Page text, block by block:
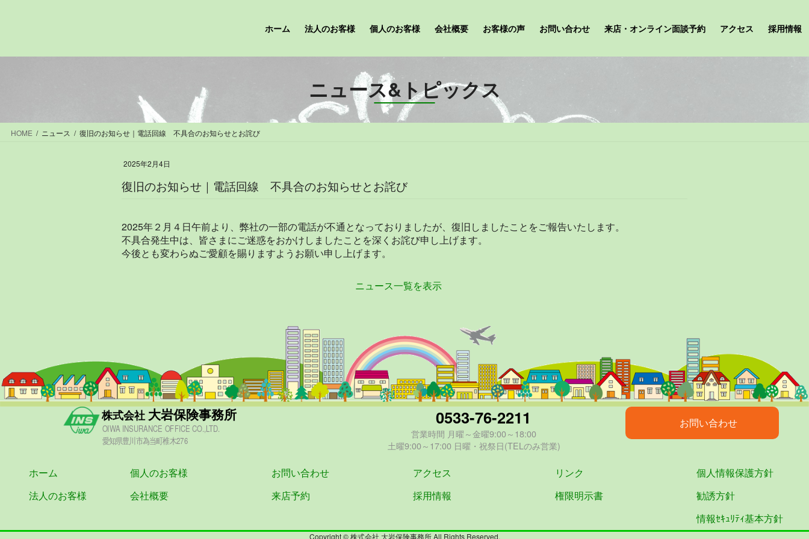
ツ
プ
シ
動
ホーム 法人のお客様 個人のお客様 会社概要 お客様の声 お問い合わせ 来店・オンライン面談予約 アクセス 採用情報
ニュース&トピックス
HOME ニュース 復旧のお知らせ｜電話回線 不具合のお知らせとお詫び
2025年2月4日
復旧のお知らせ｜電話回線 不具合のお知らせとお詫び
2025年２月４日午前より、弊社の一部の電話が不通となっておりましたが、復旧しましたことをご報告いたします。
不具合発生中は、皆さまにご迷惑をおかけしましたことを深くお詫び申し上げます。
今後とも変わらぬご愛顧を賜りますようお願い申し上げます。
ニュース一覧を表示
株式会社 大岩保険事務所
OIWA INSURANCE OFFICE CO.,LTD.
愛知県豊川市為当町椎木276
0533-76-2211
営業時間 月曜～金曜9:00～18:00
土曜9:00～17:00 日曜・祝祭日(TELのみ営業)
お問い合わせ
ホーム
法人のお客様
個人のお客様
会社概要
お問い合わせ
来店予約
アクセス
採用情報
リンク
権限明示書
個人情報保護方針
勧誘方針
情報ｾｷｭﾘﾃｨ基本方針
Copyright © 株式会社 大岩保険事務所 All Rights Reserved.